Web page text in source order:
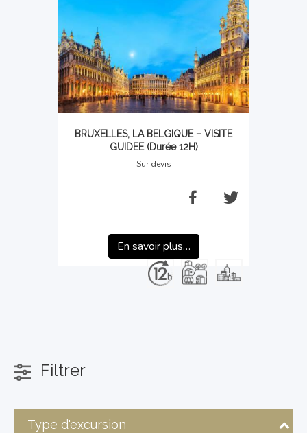
BRUXELLES, LA BELGIQUE – VISITE
GUIDEE (Durée 12H)
Sur devis
En savoir plus…
Filtrer
Type d'excursion